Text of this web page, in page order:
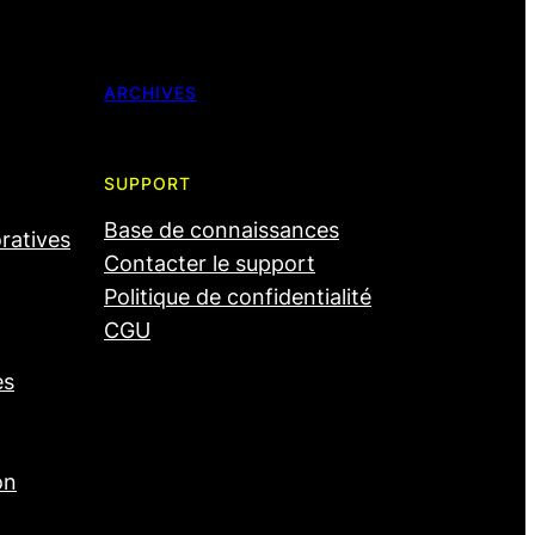
ARCHIVES
SUPPORT
Base de connaissances
Contacter le support
Politique de confidentialité
CGU